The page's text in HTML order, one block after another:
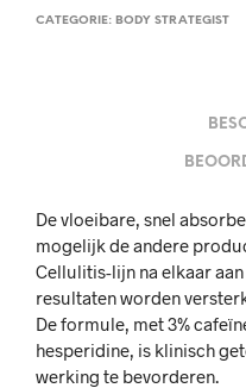
CATEGORIE: BODY STRATEGIST
De vloeibare, snel
mogelijk de andere
Cellulitis-lijn na elkaar
resultaten worden
De formule, met 3%
hesperidine, is klinisch
werking te bevorderen.